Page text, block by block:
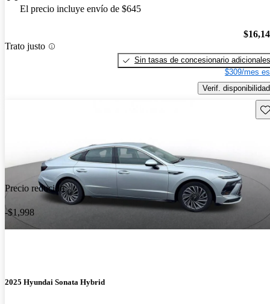
El precio incluye envío de $645
Trato justo
Sin tasas de concesionario adicionales
$309/mes
Verif. disponibilidad
Precio reducido
-$1,998
2025 Hyundai Sonata Hybrid